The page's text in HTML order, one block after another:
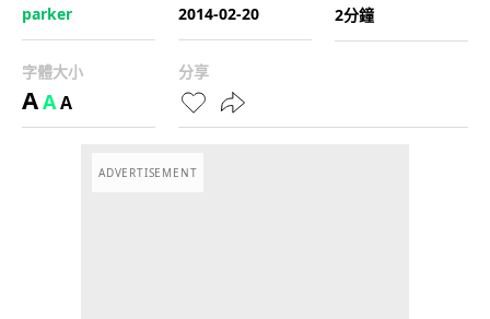
parker
2014-02-20
2分鐘
字體大小
AAA
分享
ADVERTISEMENT